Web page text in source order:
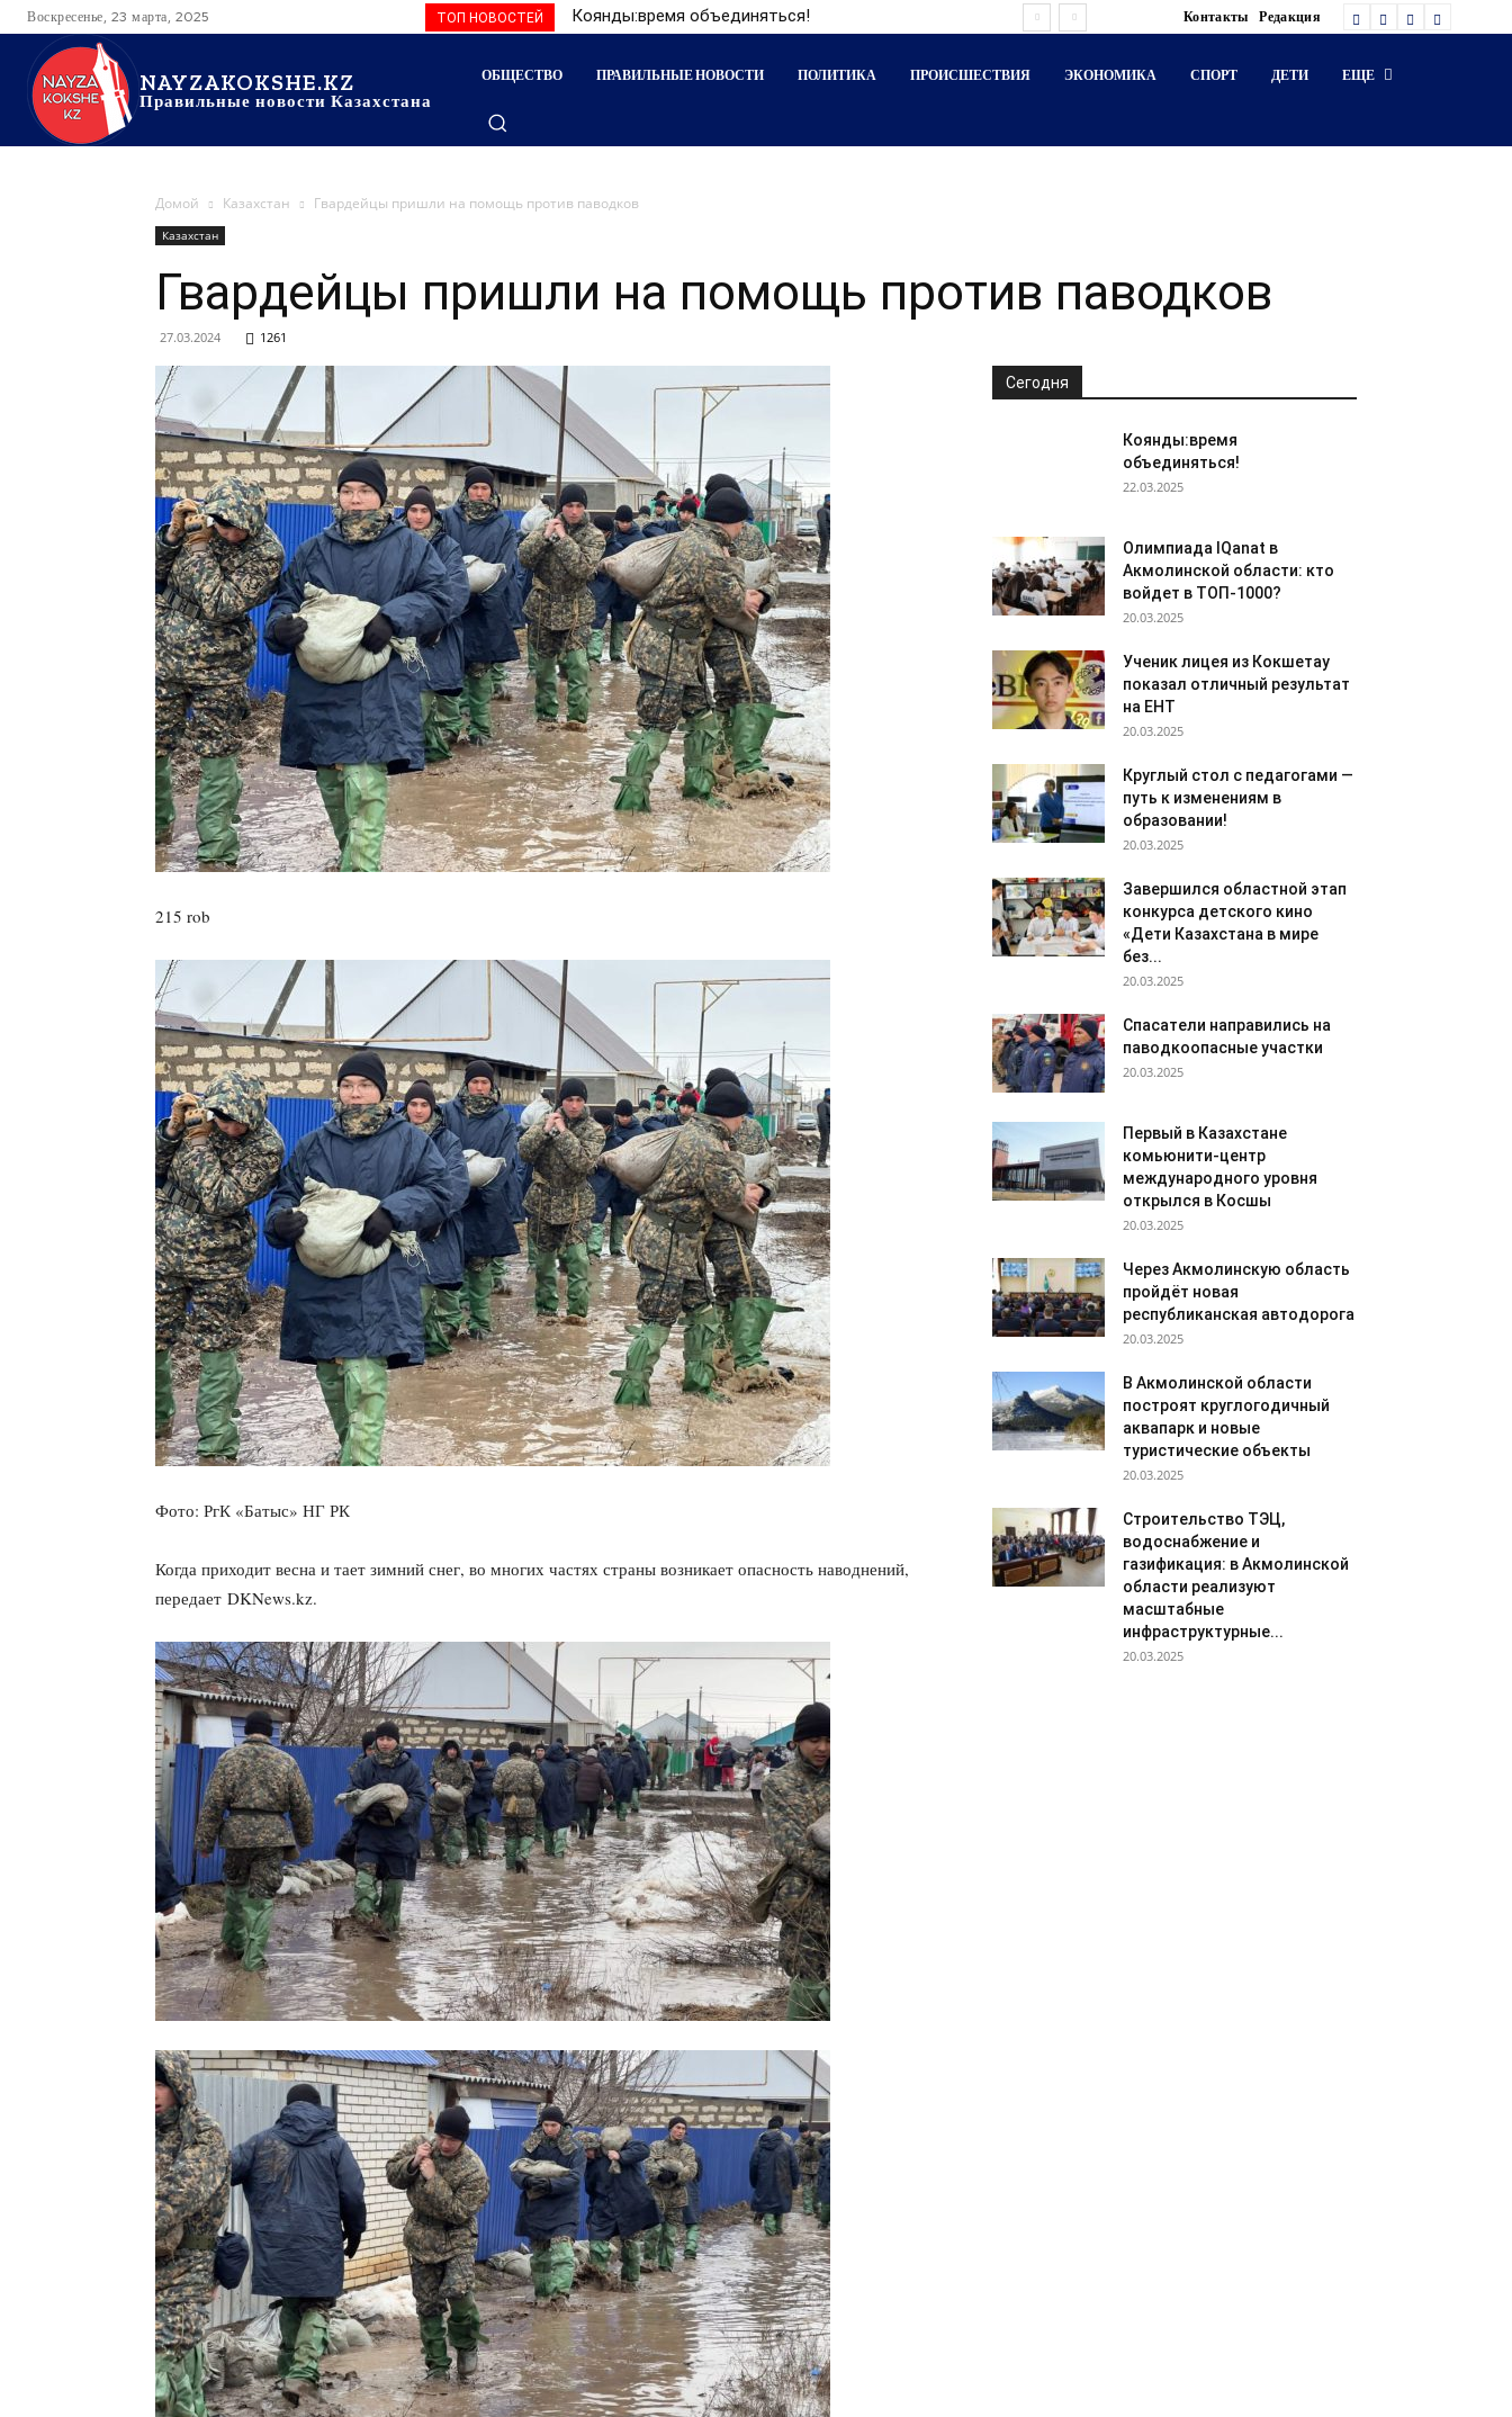
Воскресенье, 23 марта, 2025 ТОП НОВОСТЕЙ Коянды:время объединяться! Контакты Редакция
NAYZAKOKSHE.KZ
Правильные новости Казахстана
ОБЩЕСТВО ПРАВИЛЬНЫЕ НОВОСТИ ПОЛИТИКА ПРОИСШЕСТВИЯ ЭКОНОМИКА СПОРТ ДЕТИ ЕЩЕ
Домой Казахстан Гвардейцы пришли на помощь против паводков
Казахстан
Гвардейцы пришли на помощь против паводков
27.03.2024 1261
215 rob
Фото: РгК «Батыс» НГ РК
Когда приходит весна и тает зимний снег, во многих частях страны возникает опасность наводнений,
передает DKNews.kz.
Сегодня
Коянды:время
объединяться!
22.03.2025
Олимпиада IQanat в
Акмолинской области: кто
войдет в ТОП-1000?
20.03.2025
Ученик лицея из Кокшетау
показал отличный результат
на ЕНТ
20.03.2025
Круглый стол с педагогами —
путь к изменениям в
образовании!
20.03.2025
Завершился областной этап
конкурса детского кино
«Дети Казахстана в мире
без...
20.03.2025
Спасатели направились на
паводкоопасные участки
20.03.2025
Первый в Казахстане
комьюнити-центр
международного уровня
открылся в Косшы
20.03.2025
Через Акмолинскую область
пройдёт новая
республиканская автодорога
20.03.2025
В Акмолинской области
построят круглогодичный
аквапарк и новые
туристические объекты
20.03.2025
Строительство ТЭЦ,
водоснабжение и
газификация: в Акмолинской
области реализуют
масштабные
инфраструктурные...
20.03.2025